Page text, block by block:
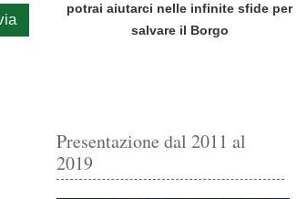
potrai aiutarci nelle infinite sfide per
salvare il Borgo
Presentazione dal 2011 al
2019